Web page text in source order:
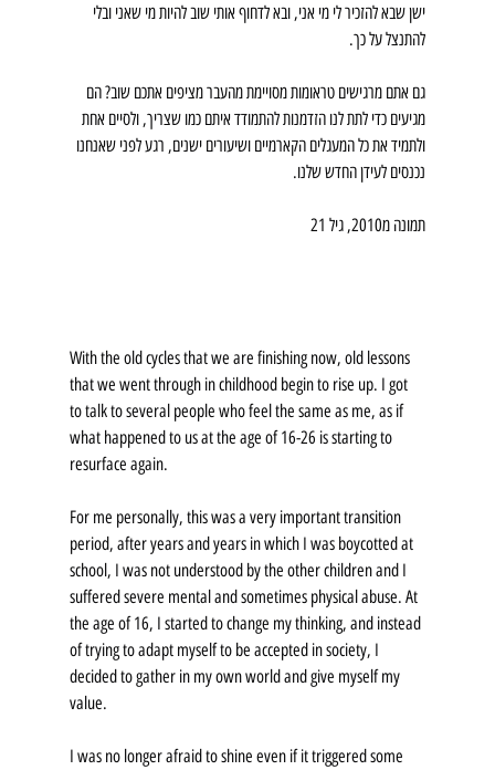
ישן שבא להזכיר לי מי אני, ובא לדחוף אותי שוב להיות מי שאני ובלי
להתנצל על כך.
גם אתם מרגישים טראומות מסויימת מהעבר מציפים אתכם שוב? הם
מגיעים כדי לתת לנו הזדמנות להתמודד איתם כמו שצריך, ולסיים אחת
ולתמיד את כל המעגלים הקארמיים ושיעורים ישנים, רגע לפני שאנחנו
נכנסים לעידן החדש שלנו.
תמונה מ2010, גיל 21
With the old cycles that we are finishing now, old lessons
that we went through in childhood begin to rise up. I got
to talk to several people who feel the same as me, as if
what happened to us at the age of 16-26 is starting to
resurface again.
For me personally, this was a very important transition
period, after years and years in which I was boycotted at
school, I was not understood by the other children and I
suffered severe mental and sometimes physical abuse. At
the age of 16, I started to change my thinking, and instead
of trying to adapt myself to be accepted in society, I
decided to gather in my own world and give myself my
value.
I was no longer afraid to shine even if it triggered some